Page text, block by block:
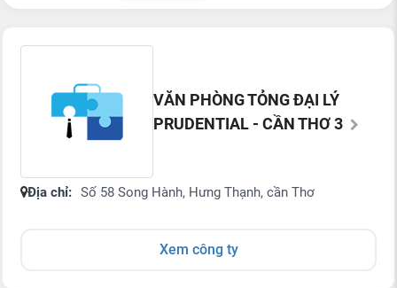
VĂN PHÒNG TỎNG ĐẠI LÝ
PRUDENTIAL - CẦN THƠ 3
Địa chỉ: Số 58 Song Hành, Hưng Thạnh, cần Thơ
Xem công ty